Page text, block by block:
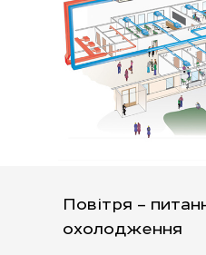
Повітря –
охолодження